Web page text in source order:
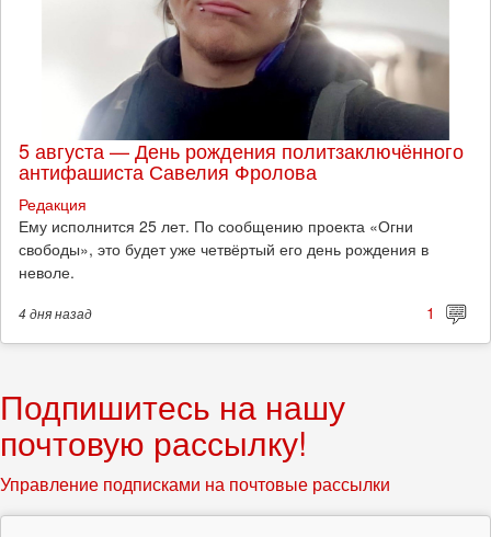
5 августа — День рождения политзаключённого
антифашиста Савелия Фролова
Редакция
Ему исполнится 25 лет. По сообщению проекта «Огни
свободы», это будет уже четвёртый его день рождения в
неволе.
4 дняназад 1
Подпишитесь на нашу
почтовую рассылку!
Управление подписками на почтовые рассылки